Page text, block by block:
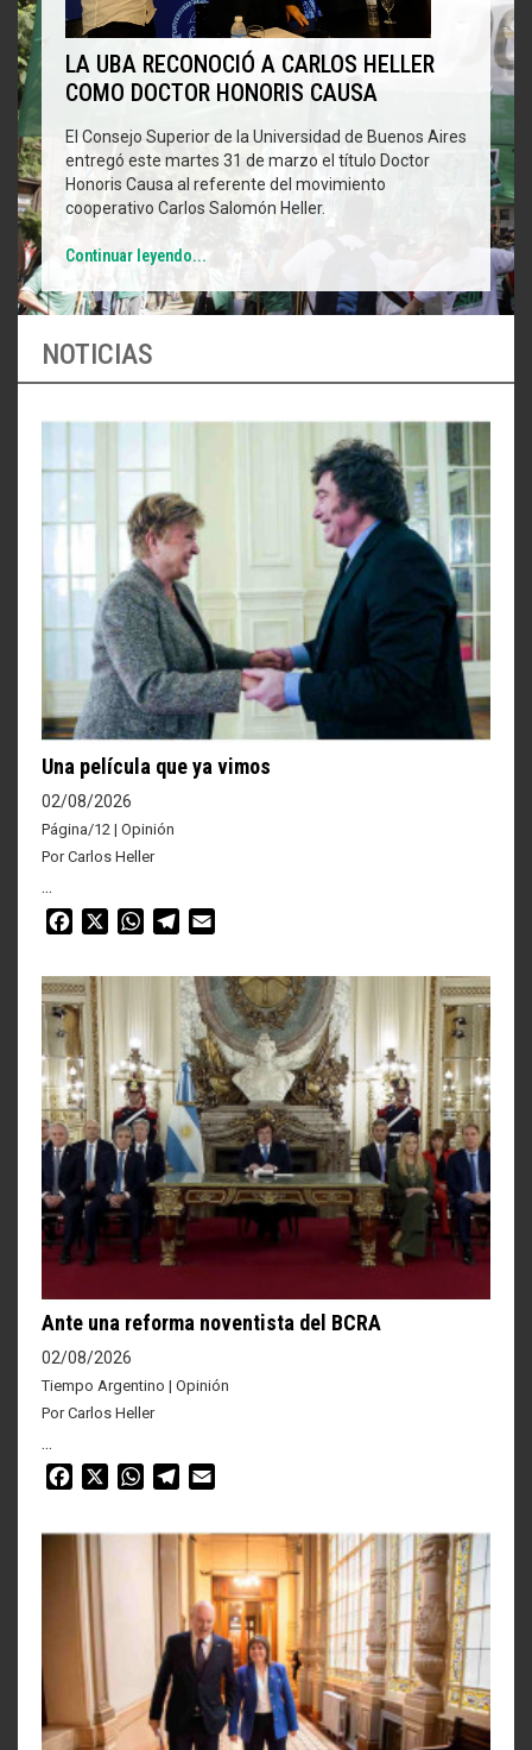
LA UBA RECONOCIÓ A CARLOS HELLER
COMO DOCTOR HONORIS CAUSA
El Consejo Superior de la Universidad de Buenos Aires
entregó este martes 31 de marzo el título Doctor
Honoris Causa al referente del movimiento
cooperativo Carlos Salomón Heller.
Continuar leyendo...
NOTICIAS
Una película que ya vimos
02/08/2026
Página/12 | Opinión
Por Carlos Heller
...
Facebook WhatsAppTelegram
Ante una reforma noventista del BCRA
02/08/2026
Tiempo Argentino | Opinión
Por Carlos Heller
...
Facebook WhatsAppTelegram